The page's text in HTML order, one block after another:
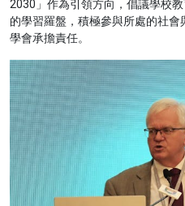
2030」作為引領方向，倡議學校
的學習羅盤，積極參與所處的社
學會承擔責任。